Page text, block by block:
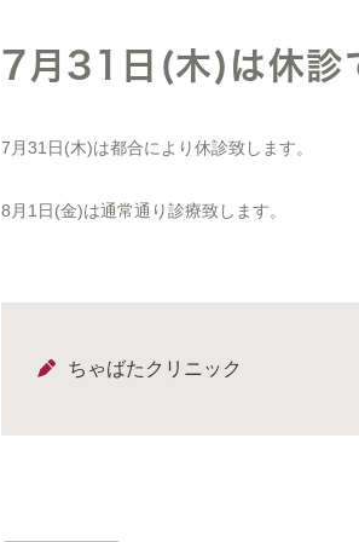
7月31日(木)は休診
7月31日(木)は都合により休診致します。
8月1日(金)は通常通り診療致します。
ちゃばたクリニック